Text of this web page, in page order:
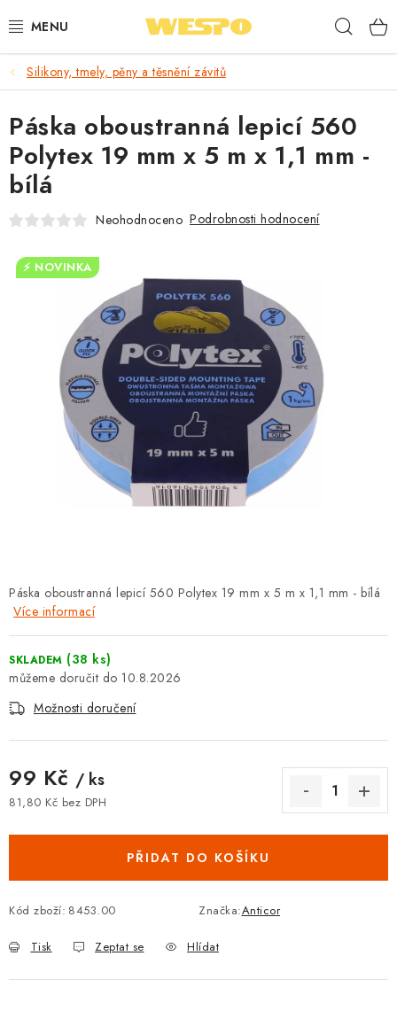
na
ARMATURY PRO TOPENÍ A VODU
TOPENÍ A OHŘEV VODY
TVAROVKY A TRUBKY
VODOINSTALACE
NÁŘADÍ
⭐ NEJLÉPE HODNOCENÉ
🏷️ VÝPRODEJ
⚡ NOVINKA
🎁 ODMĚNY ZA BODY
🏆 WESPO BONUS
TOPENÁŘSKÁ AKADEMIE
O NÁS
🚚 STAV OBJEDNÁVKY
DOPRAVA A PLATBA
VRÁCENÍ ZBOŽÍ A REKLAMACE
MOJE OBJEDNÁVKA
ZNAČKY
Hodnocení obchodu 🚚 Stav objednávky
Kontakt
Obchodní podmínky
Silikony, tmely, pěny a těsnění závitů
Páska oboustranná lepicí 560 Polytex 19 mm x 5 m x 1,1 mm - bílá
Více informací
SKLADEM (38 ks)
10.8.2026
Možnosti doručení
99 Kč / ks
81,80 Kč bez DPH
PŘIDAT DO KOŠÍKU
Kód zboží: 8453.00 Značka:Anticor
Tisk Zeptat se Hlídat
Páska oboustranná lepicí 560
Polytex 19 mm x 5 m x 1,1 mm -
bílá
Neohodnoceno Podrobnosti hodnocení
⚡ NOVINKA